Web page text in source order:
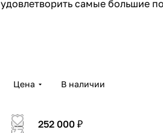
удовлетворить самые большие
Цена В наличии
252 000 ₽